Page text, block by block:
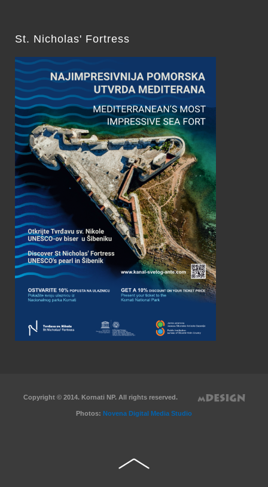
St. Nicholas' Fortress
Copyright © 2014. Kornati NP. All rights reserved.
Photos: Novena Digital Media Studio